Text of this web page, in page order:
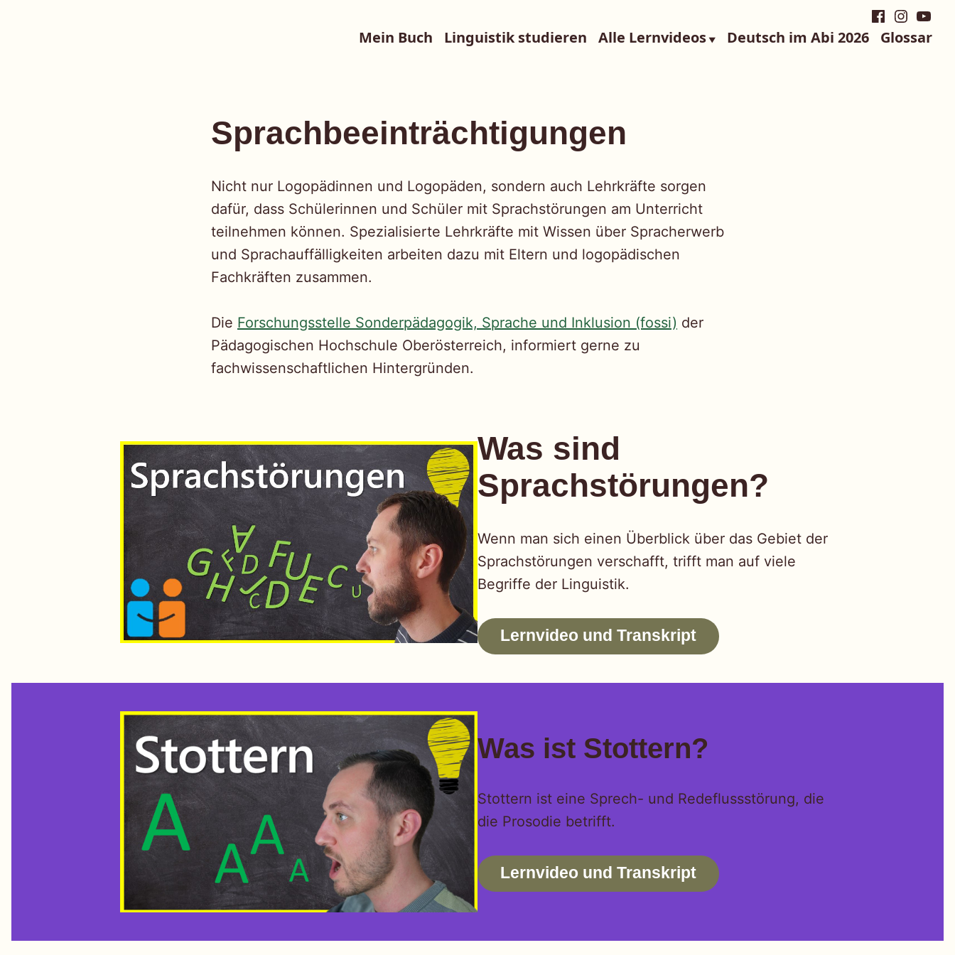
Mein Buch Linguistik studieren Alle Lernvideos Deutsch im Abi 2026 Glossar
Facebook
Sprachbeeinträchtigungen
Nicht nur Logopädinnen und Logopäden, sondern auch Lehrkräfte sorgen
dafür, dass Schülerinnen und Schüler mit Sprachstörungen am Unterricht
teilnehmen können. Spezialisierte Lehrkräfte mit Wissen über Spracherwerb
und Sprachauffälligkeiten arbeiten dazu mit Eltern und logopädischen
Fachkräften zusammen.
Die Forschungsstelle Sonderpädagogik, Sprache und Inklusion (fossi) der
Pädagogischen Hochschule Oberösterreich, informiert gerne zu
fachwissenschaftlichen Hintergründen.
Was sind
Sprachstörungen?
Wenn man sich einen Überblick über das Gebiet der
Sprachstörungen verschafft, trifft man auf viele
Begriffe der Linguistik.
Lernvideo und Transkript
Was ist Stottern?
Stottern ist eine Sprech- und Redeflussstörung, die
die Prosodie betrifft.
Lernvideo und Transkript